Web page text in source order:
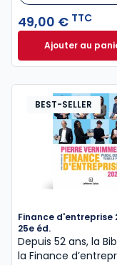
49,00 € TTC
Ajouter auCode
BEST-SELLER
Finance d'entreprise
25e éd.
Depuis 52 ans, la
la Finance